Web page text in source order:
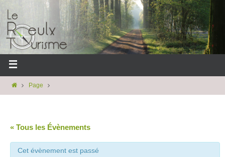
Page
« Tous les Évènements
Cet évènement est passé